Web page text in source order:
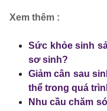
Xem thêm :
Sức khỏe sinh
sơ sinh?
Giảm cân sau
thể trong quá
Nhu cầu chăm